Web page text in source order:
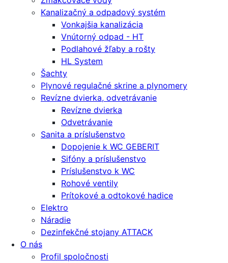
Kanalizačný a odpadový systém
Vonkajšia kanalizácia
Vnútorný odpad - HT
Podlahové žľaby a rošty
HL System
Šachty
Plynové regulačné skrine a plynomery
Revízne dvierka, odvetrávanie
Revízne dvierka
Odvetrávanie
Sanita a príslušenstvo
Dopojenie k WC GEBERIT
Sifóny a príslušenstvo
Príslušenstvo k WC
Rohové ventily
Prítokové a odtokové hadice
Elektro
Náradie
Dezinfekčné stojany ATTACK
O nás
Profil spoločnosti